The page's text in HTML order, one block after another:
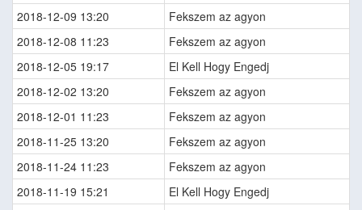
2018-12-09 13:20
Fekszem az agyon
2018-12-08 11:23
Fekszem az agyon
2018-12-05 19:17
El Kell Hogy Engedj
2018-12-02 13:20
Fekszem az agyon
2018-12-01 11:23
Fekszem az agyon
2018-11-25 13:20
Fekszem az agyon
2018-11-24 11:23
Fekszem az agyon
2018-11-19 15:21
El Kell Hogy Engedj